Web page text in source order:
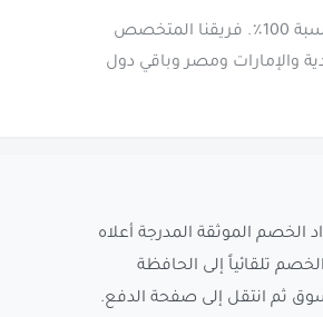
نحن نقوم بفحص وتحديث جميع كوبونات بيتونيا يومياً لضمان فعاليتها بنسبة 100٪. فريقنا المتخصص
والإمارات ومصر وباقي دول
الخصم الموثقة المدرجة أعلاه
تلقائياً إلى الحافظة
ثم انتقل إلى صفحة الدفع.